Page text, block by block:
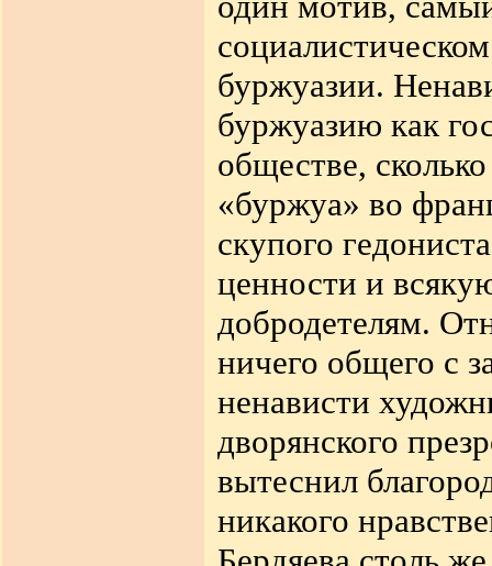
буржуазии.
буржуазию как
обществе,
«буржуа» во
скупого
ценности и
добродетелям.
ничего общего с
ненависти
дворянского
вытеснил
никакого